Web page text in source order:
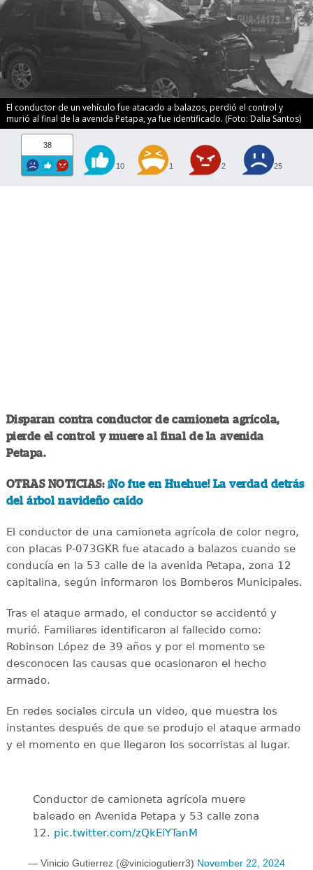
El conductor de un vehículo fue atacado a balazos, perdió el control y
murió al final de la avenida Petapa, ya fue identificado. (Foto: Dalia Santos)
38
10 1 2 25
Disparan contra conductor de camioneta agrícola,
pierde el control y muere al final de la avenida
Petapa.
OTRAS NOTICIAS: ¡No fue en Huehue! La verdad detrás
del árbol navideño caído
El conductor de una camioneta agrícola de color negro,
con placas P-073GKR fue atacado a balazos cuando se
conducía en la 53 calle de la avenida Petapa, zona 12
capitalina, según informaron los Bomberos Municipales.
Tras el ataque armado, el conductor se accidentó y
murió. Familiares identificaron al fallecido como:
Robinson López de 39 años y por el momento se
desconocen las causas que ocasionaron el hecho
armado.
En redes sociales circula un video, que muestra los
instantes después de que se produjo el ataque armado
y el momento en que llegaron los socorristas al lugar.
Conductor de camioneta agrícola muere
baleado en Avenida Petapa y 53 calle zona
12. pic.twitter.com/zQkEiYTanM
— Vinicio Gutierrez (@viniciogutierr3) November 22, 2024